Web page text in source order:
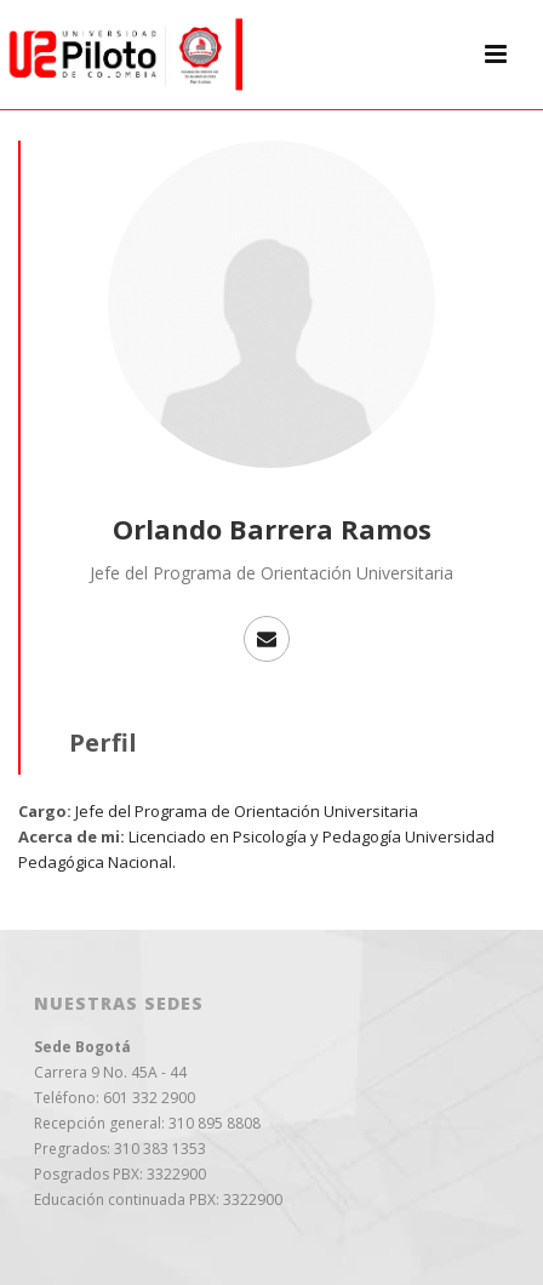
Orlando Barrera Ramos
Jefe del Programa de Orientación Universitaria
Perfil
Cargo: Jefe del Programa de Orientación Universitaria
Acerca de mi: Licenciado en Psicología y Pedagogía Universidad
Pedagógica Nacional.
NUESTRAS SEDES
Sede Bogotá
Carrera 9 No. 45A - 44
Teléfono: 601 332 2900
Recepción general: 310 895 8808
Pregrados: 310 383 1353
Posgrados PBX: 3322900
Educación continuada PBX: 3322900